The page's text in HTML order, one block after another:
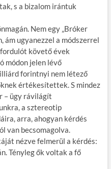
s a bizalom irántuk
Nem egy „Bróker
ám ugyanezzel a módszerrel
követő évek
módon jelen lévő
forintnyi nem létező
értékesítettek. S mindez
– ügy rávilágít
a sztereotip
arra, ahogyan kérdés
van becsomagolva.
nézve felmerül a kérdés:
Tényleg ők voltak a fő